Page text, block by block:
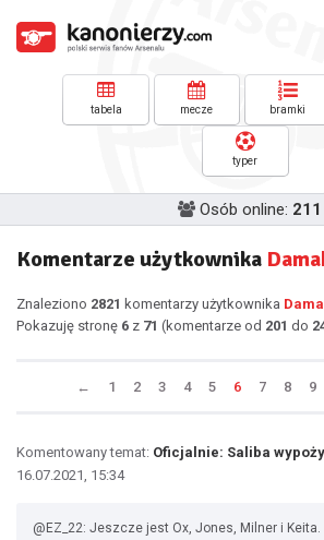
tabela mecze bramki
typer
Osób online: 211
Komentarze użytkownika
Znaleziono 2821 komentarzy użytkownika
Pokazuję stronę 6 z 71 (komentarze od 201 do
← 1 2 3 4 5 6 7 8 9
Komentowany temat: Oficjalnie: Saliba
16.07.2021, 15:34
@EZ_22: Jeszcze jest Ox, Jones, Milner i Keita.